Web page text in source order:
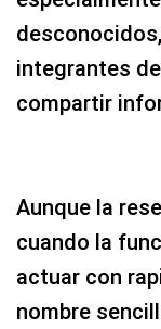
integrantes
compartir
Aunque la
cuando la
actuar con
nombre